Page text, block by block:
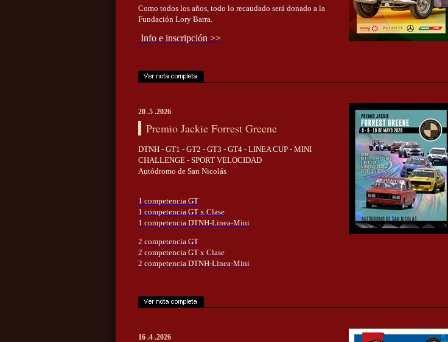
Como todos los años, todo lo recaudado será donado a la
Fundación Lory Barra.
Info e inscripción >>
20 .5 .2026
Premio Jackie Forrest Greene
DTNH - GT1 - GT2 - GT3 - GT4 - LINEA CUP - MINI
CHALLENGE - SPORT VELOCIDAD
Autódromo de San Nicolás
1 competencia GT
1 competencia GT x Clase
1 competencia DTNH-Linea-Mini
2 competencia GT
2 competencia GT x Clase
2 competencia DTNH-Linea-Mini
16 .4 .2026